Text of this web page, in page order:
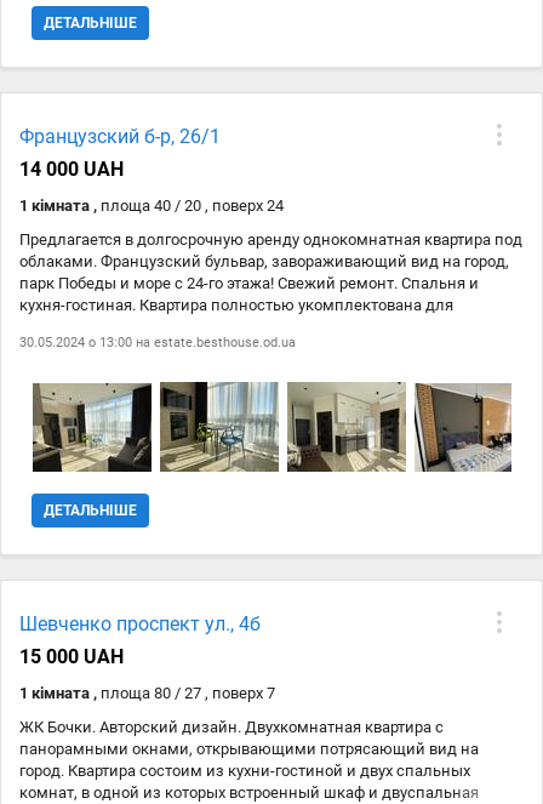
ДЕТАЛЬНІШЕ
Французский б-р, 26/1
14 000 UAH
1 кімната , площа 40 / 20 , поверх 24
Предлагается в долгосрочную аренду однокомнатная квартира под
облаками. Французский бульвар, завораживающий вид на город,
парк Победы и море с 24-го этажа! Свежий ремонт. Спальня и
кухня-гостиная. Квартира полностью укомплектована для
шаговой доступности. Лифт до 22-го этажа, последние два этажа
немножечко размяться. Сдается в хорошие, порядочные руки для
одного человека или пары без детей .
30.05.2024 о 13:00 на estate.besthouse.od.ua
ДЕТАЛЬНІШЕ
Шевченко проспект ул., 4б
15 000 UAH
1 кімната , площа 80 / 27 , поверх 7
ЖК Бочки. Авторский дизайн. Двухкомнатная квартира с
панорамными окнами, открывающими потрясающий вид на
город. Квартира состоим из кухни-гостиной и двух спальных
комнат, в одной из которых встроенный шкаф и двуспальная